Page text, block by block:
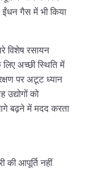
गैस में भी किया
विशेष रसायन
अच्छी स्थिति में
पर अटूट ध्यान
को
बढ़ने में मदद करता
आपूर्ति नहीं